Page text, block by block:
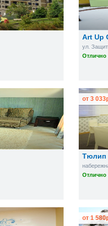
Art Up
ул.
Отлично
Тюлип
Отлично
от 3 033
от 1 580